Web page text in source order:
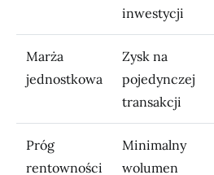
inwestycji
Marża
jednostkowa
Zysk na
pojedynczej
transakcji
Próg
rentowności
Minimalny
wolumen